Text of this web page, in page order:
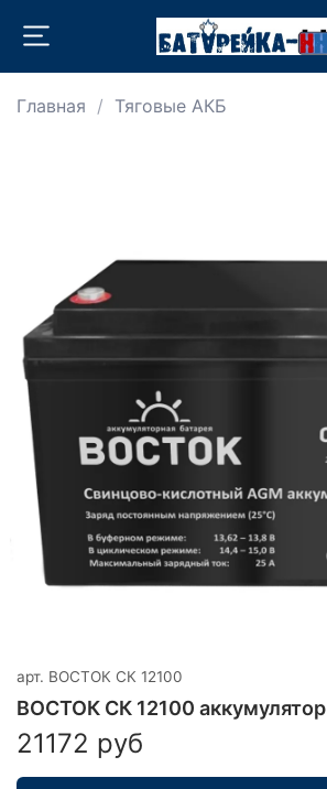
Главная Тяговые АКБ
арт. ВОСТОК СК 12100
ВОСТОК СК 12100 аккумулятор
21172 руб